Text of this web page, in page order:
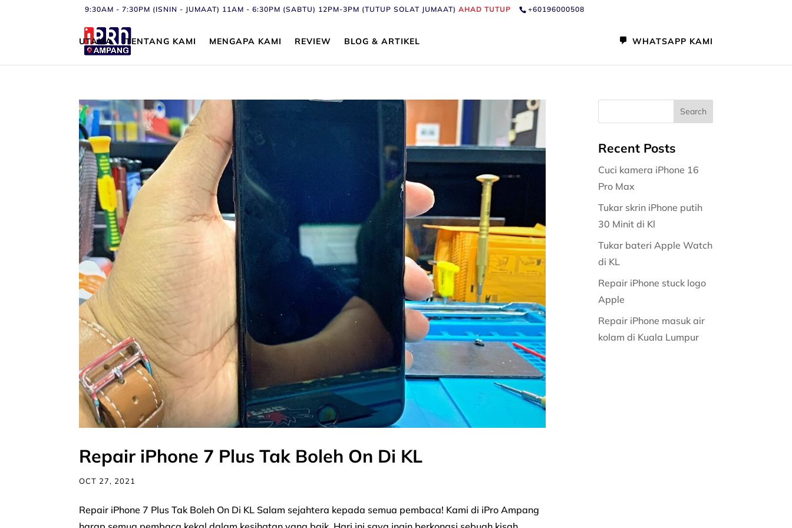
9:30AM - 7:30PM (ISNIN - JUMAAT) 11AM - 6:30PM (SABTU) 12PM-3PM (TUTUP SOLAT JUMAAT)AHAD TUTUP +60196000508
UTAMA TENTANG KAMI MENGAPA KAMI REVIEW BLOG & ARTIKEL WHATSAPP KAMI
Repair iPhone 7 Plus Tak Boleh On Di KL
OCT 27, 2021
Repair iPhone 7 Plus Tak Boleh On Di KL Salam sejahtera kepada semua pembaca! Kami di iPro Ampang
Recent Posts
Cuci kamera iPhone 16
Pro Max
Tukar skrin iPhone putih
30 Minit di Kl
Tukar bateri Apple Watch
di KL
Repair iPhone stuck logo
Apple
Repair iPhone masuk air
kolam di Kuala Lumpur